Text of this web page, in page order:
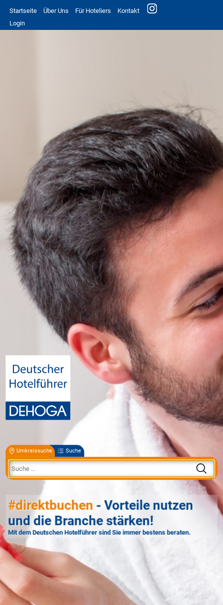
Startseite Über Uns Für Hoteliers
Kontakt
Login
Umkreissuche Suche
#direktbuchen - Vorteile nutzen
und die Branche stärken!
Mit dem Deutschen Hotelführer sind Sie immer bestens beraten.